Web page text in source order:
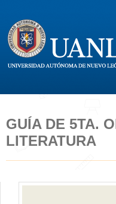
Acerca
Vida
GUÍA DE 5TA.
LITERATURA